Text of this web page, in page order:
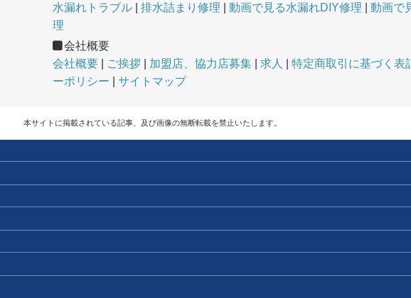
水漏れトラブル
排水詰まり修理 動画で見る水漏れDIY修理
動画で
理
会社概要
会社概要
ご挨拶 加盟店、協力店募集 求人
特定商取引に基づく表
ーポリシー
サイトマップ
本サイトに掲載されている記事、及び画像の無断転載を禁止いたします。